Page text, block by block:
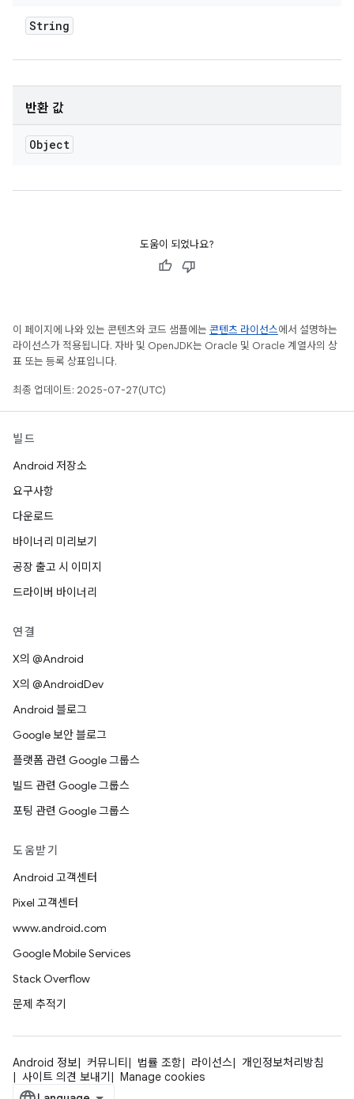
String
반환 값
Object
도움이 되었나요?
이 페이지에 나와 있는 콘텐츠와 코드 샘플에는 콘텐츠 라이선스에서 설명하는
라이선스가 적용됩니다. 자바 및 OpenJDK는 Oracle 및 Oracle 계열사의 상
표 또는 등록 상표입니다.
최종 업데이트: 2025-07-27(UTC)
빌드
Android 저장소
요구사항
다운로드
바이너리 미리보기
공장 출고 시 이미지
드라이버 바이너리
연결
X의 @Android
X의 @AndroidDev
Android 블로그
Google 보안 블로그
플랫폼 관련 Google 그룹스
빌드 관련 Google 그룹스
포팅 관련 Google 그룹스
도움받기
Android 고객센터
Pixel 고객센터
www.android.com
Google Mobile Services
Stack Overflow
문제 추적기
Android 정보 커뮤니티 법률 조항 라이선스
개인정보처리방침
사이트 의견 보내기
Manage cookies